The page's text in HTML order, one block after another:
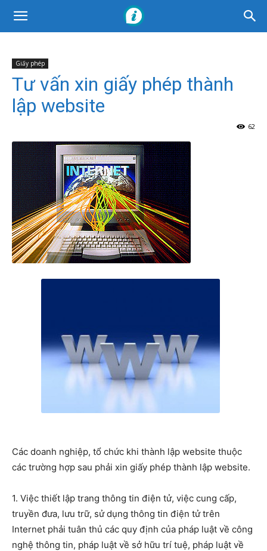
Giấy phép
Tư vấn xin giấy phép thành
lập website
62
Các doanh nghiệp, tổ chức khi thành lập website thuộc
các trường hợp sau phải xin giấy phép thành lập website.
1. Việc thiết lập trang thông tin điện tử, việc cung cấp,
truyền đưa, lưu trữ, sử dụng thông tin điện tử trên
Internet phải tuân thủ các quy định của pháp luật về công
nghệ thông tin, pháp luật về sở hữu trí tuệ, pháp luật về